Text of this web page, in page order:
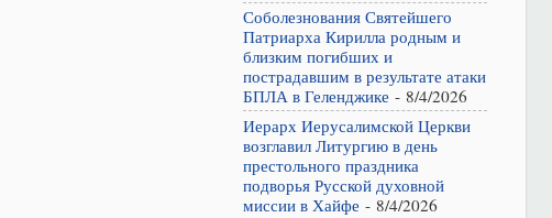
Соболезнования Святейшего
Патриарха Кирилла родным и
близким погибших и
пострадавшим в результате атаки
БПЛА в Геленджике - 8/4/2026
Иерарх Иерусалимской Церкви
возглавил Литургию в день
престольного праздника
подворья Русской духовной
миссии в Хайфе - 8/4/2026